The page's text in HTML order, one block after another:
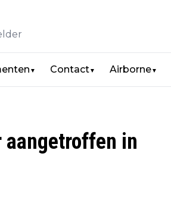
▼ Contact▼ Airborne▼
aangetroffen in